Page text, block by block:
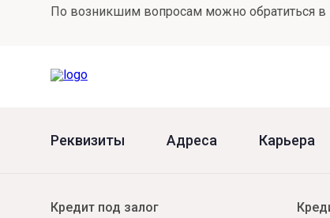
По возникшим вопросам можно обратиться в
Реквизиты Адреса Карьера
Кредит под залог